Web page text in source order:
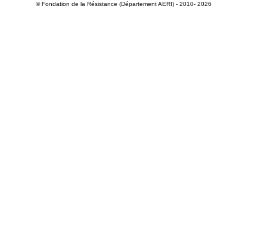
© Fondation de la Résistance (Département AERI) - 2010- 2026